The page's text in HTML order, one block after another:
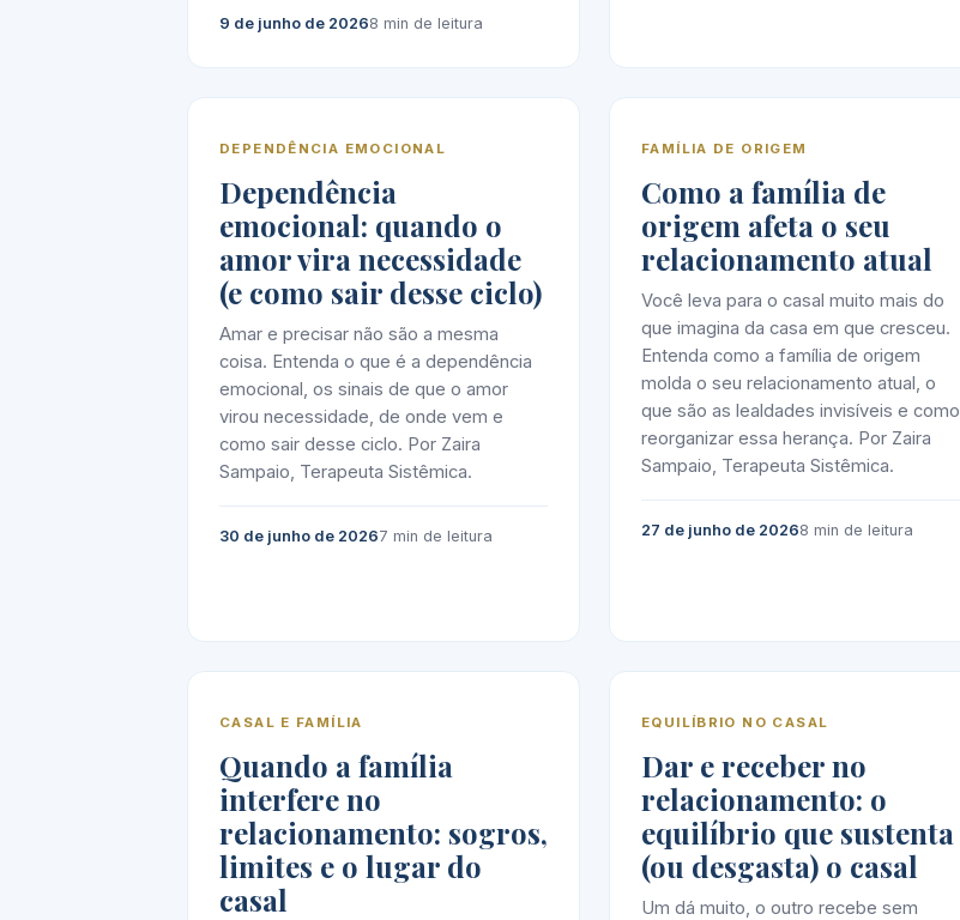
9 de junho de 20268 min de leitura
DEPENDÊNCIA EMOCIONAL
Dependência
emocional: quando o
amor vira necessidade
(e como sair desse ciclo)
Amar e precisar não são a mesma
coisa. Entenda o que é a dependência
emocional, os sinais de que o amor
virou necessidade, de onde vem e
como sair desse ciclo. Por Zaira
Sampaio, Terapeuta Sistêmica.
30 de junho de 20267 min de leitura
FAMÍLIA DE ORIGEM
Como a família de
origem afeta o seu
relacionamento atual
Você leva para o casal muito mais do
que imagina da casa em que cresceu.
Entenda como a família de origem
molda o seu relacionamento atual, o
que são as lealdades invisíveis e como
reorganizar essa herança. Por Zaira
Sampaio, Terapeuta Sistêmica.
27 de junho de 20268 min de leitura
CASAL E FAMÍLIA
Quando a família
interfere no
relacionamento: sogros,
limites e o lugar do
casal
EQUILÍBRIO NO CASAL
Dar e receber no
relacionamento: o
equilíbrio que sustenta
(ou desgasta) o casal
Um dá muito, o outro recebe sem